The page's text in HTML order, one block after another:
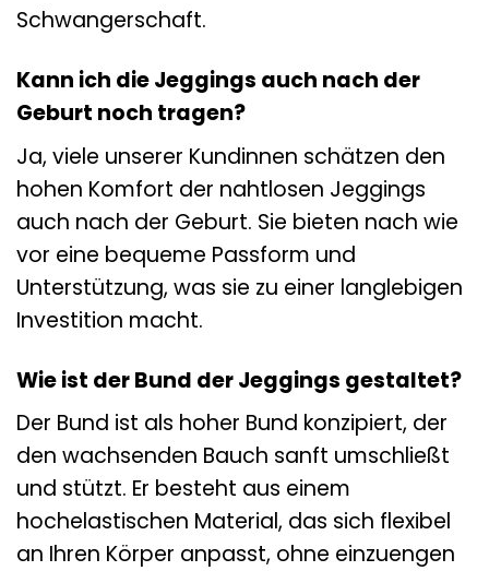
Schwangerschaft.
Kann ich die Jeggings auch nach der
Geburt noch tragen?
Ja, viele unserer Kundinnen schätzen den
hohen Komfort der nahtlosen Jeggings
auch nach der Geburt. Sie bieten nach wie
vor eine bequeme Passform und
Unterstützung, was sie zu einer langlebigen
Investition macht.
Wie ist der Bund der Jeggings gestaltet?
Der Bund ist als hoher Bund konzipiert, der
den wachsenden Bauch sanft umschließt
und stützt. Er besteht aus einem
hochelastischen Material, das sich flexibel
an Ihren Körper anpasst, ohne einzuengen